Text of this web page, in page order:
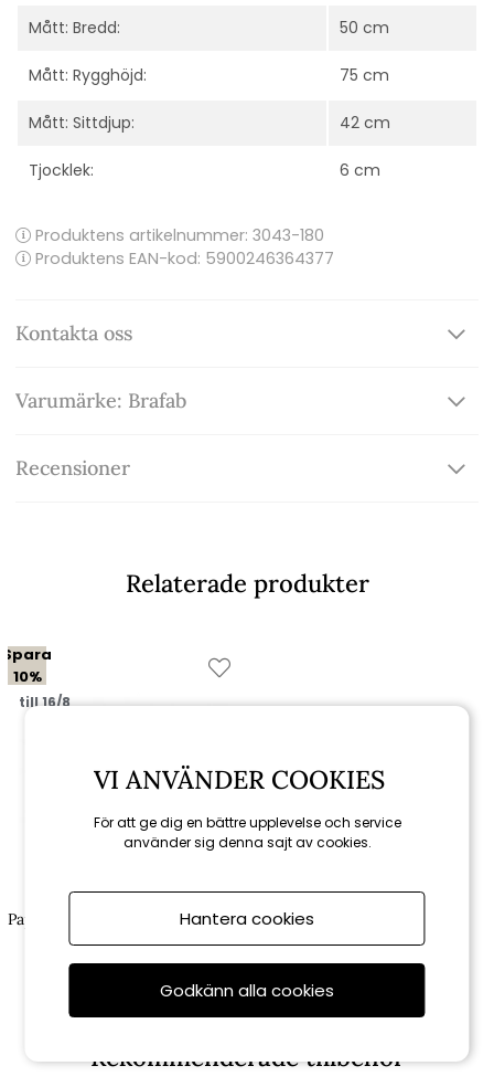
Mått: Bredd: 50 cm
Mått: Rygghöjd: 75 cm
Mått: Sittdjup: 42 cm
Tjocklek: 6 cm
Produktens artikelnummer: 3043-180
Produktens EAN-kod: 5900246364377
Kontakta oss
Varumärke: Brafab
Recensioner
Relaterade produkter
Spara
10%
till 16/8
Brafab
Papaya förvaringslåda 130x51 cm
H 60 cm - teak
7 290 kr
Rekommenderade tillbehör
VI ANVÄNDER COOKIES
För att ge dig en bättre upplevelse och service
använder sig denna sajt av cookies.
Hantera cookies
Godkänn alla cookies